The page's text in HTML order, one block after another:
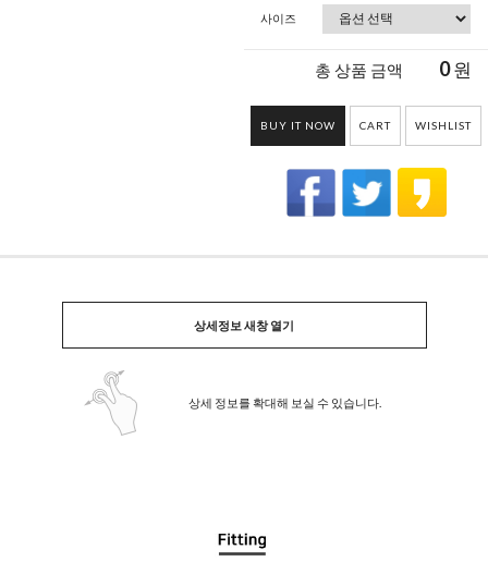
사이즈
총 상품 금액 0원
BUY IT NOW CART WISHLIST
상세정보 새창 열기
상세 정보를 확대해 보실 수 있습니다.